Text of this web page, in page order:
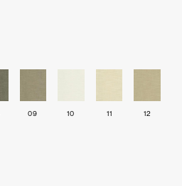
09 10 11 12